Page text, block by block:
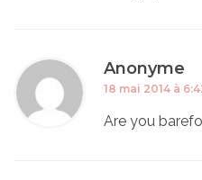
Anonyme
18 mai 2014 à
Are you